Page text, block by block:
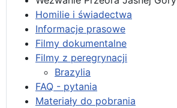
Homilie i świadectwa
Informacje prasowe
Filmy dokumentalne
Filmy z peregrynacji
Brazylia
FAQ - pytania
Materiały do pobrania